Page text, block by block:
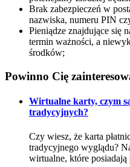
Brak zabezpieczeń w
nazwiska, numeru PIN
Pieniądze znajdujące się
termin ważności, a
środków;
Powinno Cię
Wirtualne karty, czym
tradycyjnych?
Czy wiesz, że karta
tradycyjnego wyglądu?
wirtualne, które